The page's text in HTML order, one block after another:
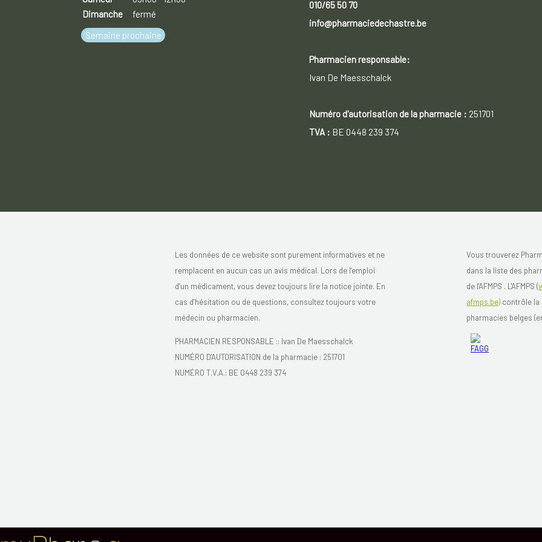
Dimanche
fermé
Semaine prochaine
010/65 50 70
info@pharmaciedechastre.be
Pharmacien responsable:
Ivan De Maesschalck
Numéro d'autorisation de la pharmacie : 251701
TVA : BE 0448 239 374
Les données de ce website sont purement informatives et ne
remplacent en aucun cas un avis médical. Lors de l’emploi
d’un médicament, vous devez toujours lire la notice jointe. En
cas d’hésitation ou de questions, consultez toujours votre
médecin ou pharmacien.
PHARMACIEN RESPONSABLE :: Ivan De Maesschalck
NUMÉRO D'AUTORISATION de la pharmacie : 251701
NUMÉRO T.V.A.: BE 0448 239 374
Vous trouverez
dans la liste des
de l'AFMPS . L'AFMPS (
afmps.be) contrôle la
pharmacies belges